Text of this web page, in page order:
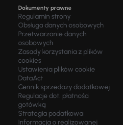
Dokumenty prawne
Regulamin strony
Obsługa danych osobowych
Przetwarzanie danych
osobowych
Zasady korzystania z plików
cookies
Ustawienia plików cookie
DataAct
Cennik sprzedaży dodatkowej
Regulacje dot. płatności
gotówką
Strategia podatkowa
Informacja o realizowanej